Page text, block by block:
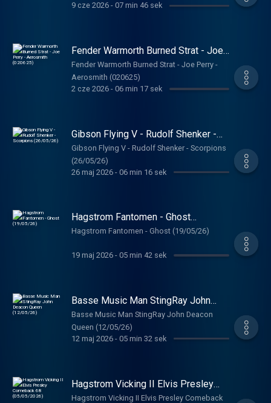
9 cze 2026- 07 min 46 sek
Fender Warmorth Burned Strat - Joe
Perry - Aerosmith (020625)
Fender Warmorth Burned Strat - Joe Perry -
Aerosmith (020625)
2 cze 2026- 06 min 17 sek
Gibson Flying V - Rudolf Shenker -
Scorpions (26/05/26)
Gibson Flying V - Rudolf Shenker - Scorpions
(26/05/26)
26 maj 2026- 06 min 16 sek
Hagstrom Fantomen - Ghost
(19/05/26)
Hagstrom Fantomen - Ghost (19/05/26)
19 maj 2026- 05 min 42 sek
Basse Music Man StingRay John
Deacon Queen (12/05/26)
Basse Music Man StingRay John Deacon
Queen (12/05/26)
12 maj 2026- 05 min 32 sek
Hagstrom Vicking II Elvis Presley
Comeback 68 (05/05/2026)
Hagstrom Vicking II Elvis Presley Comeback